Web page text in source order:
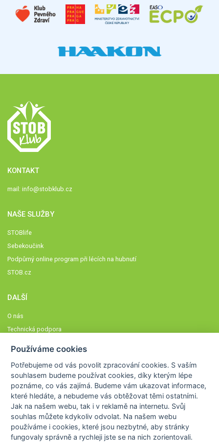
KONTAKT
mail: info@stobklub.cz
NAŠE SLUŽBY
STOBlife
Sebekoučink
Podpůrný online program při lécích na hubnutí
STOB.cz
DALŠÍ
O nás
Technická podpora
Členové STOBklubu
Zásady nakládání s osobními údaji
Otestujte se
Spočítejte si
Výzva 52
Používáme cookies
Potřebujeme od vás povolit zpracování cookies. S vaším
souhlasem budeme používat cookies, díky kterým lépe
poznáme,co vás zajímá. Budeme vám ukazovat informace,
které hledáte, a nebudeme vás obtěžovat těmi ostatními.
Jak na našem webu, tak i v reklamě na internetu. Svůj
souhlas můžete kdykoliv odvolat. Na našem webu
používáme i cookies, které jsou nezbytné, aby stránky
fungovaly správně a rychleji jste se na nich zorientovali.